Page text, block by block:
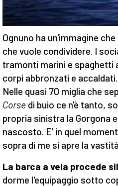
Ognuno ha un'immagine
che vuole condividere. I
tramonti marini e
corpi abbronzati e
Nelle quasi 70 miglia che
Corse di buio ce n'è tanto,
propria sinistra la Gorgona
nascosto. E' in quel
sopra di me si apre la
La barca a vela procede
dorme l'equipaggio sotto